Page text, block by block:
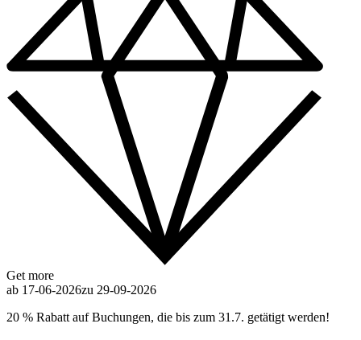
Get more
ab 17-06-2026zu 29-09-2026
20 % Rabatt auf Buchungen, die bis zum 31.7. getätigt werden!